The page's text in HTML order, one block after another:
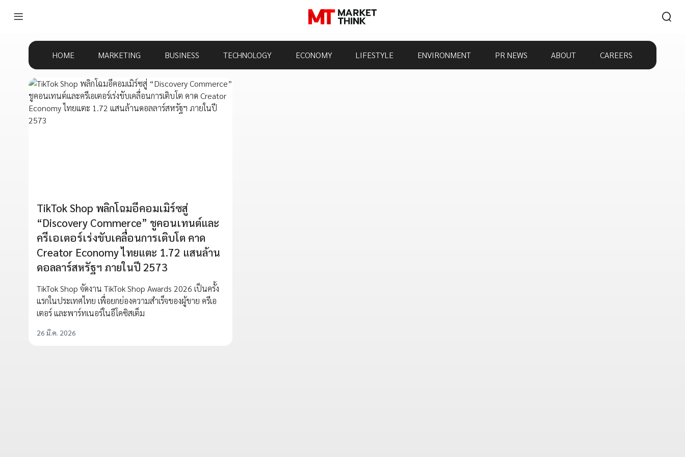
HOME MARKETING BUSINESS TECHNOLOGY ECONOMY LIFESTYLE ENVIRONMENT PR NEWS ABOUT CAREERS
TikTok Shop พลิกโฉมอีคอมเมิร์ซสู่
“Discovery Commerce” ชูคอนเทนต์และ
ครีเอเตอร์เร่งขับเคลื่อนการเติบโต คาด
Creator Economy ไทยแตะ 1.72 แสนล้าน
ดอลลาร์สหรัฐฯ ภายในปี 2573
TikTok Shop จัดงาน TikTok Shop Awards 2026 เป็นครั้ง
แรกในประเทศไทย เพื่อยกย่องความสำเร็จของผู้ขาย ครีเอ
เตอร์ และพาร์ทเนอร์ในอีโคซิสเต็ม
26 มี.ค. 2026